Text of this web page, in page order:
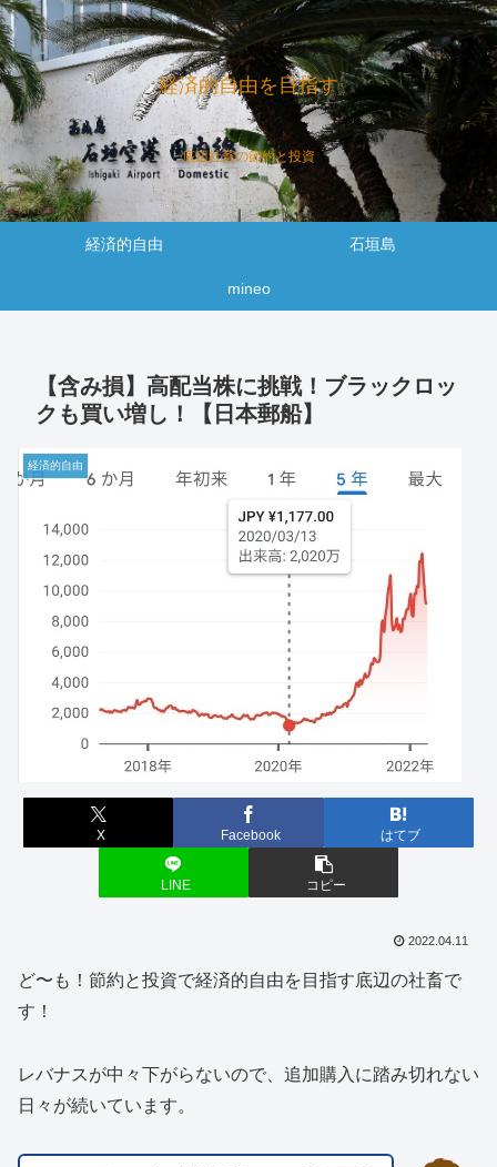
経済的自由を目指す
底辺社畜の節約と投資
経済的自由 石垣島
mineo
【含み損】高配当株に挑戦！ブラックロッ
クも買い増し！【日本郵船】
経済的自由
X Facebook はてブ
LINE コピー
2022.04.11
ど〜も！節約と投資で経済的自由を目指す底辺の社畜で
す！
レバナスが中々下がらないので、追加購入に踏み切れない
日々が続いています。